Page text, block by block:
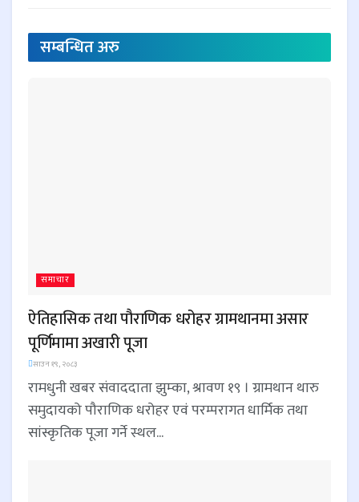
सम्बन्धितअरु
समाचार
ऐतिहासिक तथा पौराणिक धरोहर ग्रामथानमा असार
पूर्णिमामा अखारी पूजा
साउन १९, २०८३
रामधुनी खबर संवाददाता झुम्का, श्रावण १९ । ग्रामथान थारु
समुदायको पौराणिक धरोहर एवं परम्परागत धार्मिक तथा
सांस्कृतिक पूजा गर्ने स्थल...